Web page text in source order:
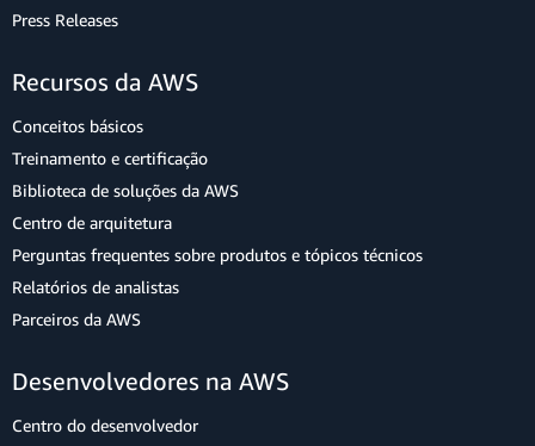
Press Releases
Recursos da AWS
Conceitos básicos
Treinamento e certificação
Biblioteca de soluções da AWS
Centro de arquitetura
Perguntas frequentes sobre produtos e tópicos técnicos
Relatórios de analistas
Parceiros da AWS
Desenvolvedores na AWS
Centro do desenvolvedor